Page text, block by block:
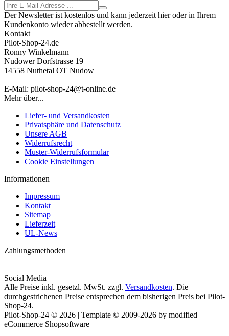
Der Newsletter ist kostenlos und kann jederzeit hier oder in Ihrem
Kundenkonto wieder abbestellt werden.
Kontakt
Pilot-Shop-24.de
Ronny Winkelmann
Nudower Dorfstrasse 19
14558 Nuthetal OT Nudow
E-Mail: pilot-shop-24@t-online.de
Mehr über...
Liefer- und Versandkosten
Privatsphäre und Datenschutz
Unsere AGB
Widerrufsrecht
Muster-Widerrufsformular
Cookie Einstellungen
Informationen
Impressum
Kontakt
Sitemap
Lieferzeit
UL-News
Zahlungsmethoden
Social Media
Alle Preise inkl. gesetzl. MwSt. zzgl. Versandkosten. Die
durchgestrichenen Preise entsprechen dem bisherigen Preis bei Pilot-
Shop-24.
Pilot-Shop-24 © 2026 | Template © 2009-2026 by modified
eCommerce Shopsoftware